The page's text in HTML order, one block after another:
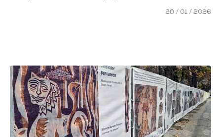
20 / 01 / 2026